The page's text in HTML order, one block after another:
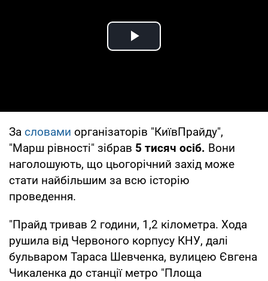
Play Video
За словами організаторів "КиївПрайду",
"Марш рівності" зібрав 5 тисяч осіб. Вони
наголошують, що цьогорічний захід може
стати найбільшим за всю історію
проведення.
"Прайд тривав 2 години, 1,2 кілометра. Хода
рушила від Червоного корпусу КНУ, далі
бульваром Тараса Шевченка, вулицею Євгена
Чикаленка до станції метро "Площа